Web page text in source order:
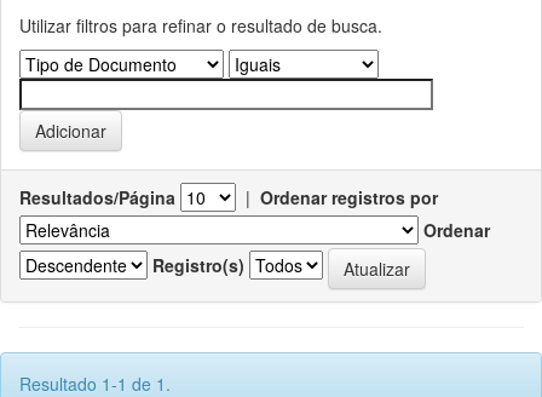
Utilizar filtros para refinar o resultado de busca.
Resultados/Página | Ordenar registros por
Ordenar
Registro(s)
Resultado 1-1 de 1.